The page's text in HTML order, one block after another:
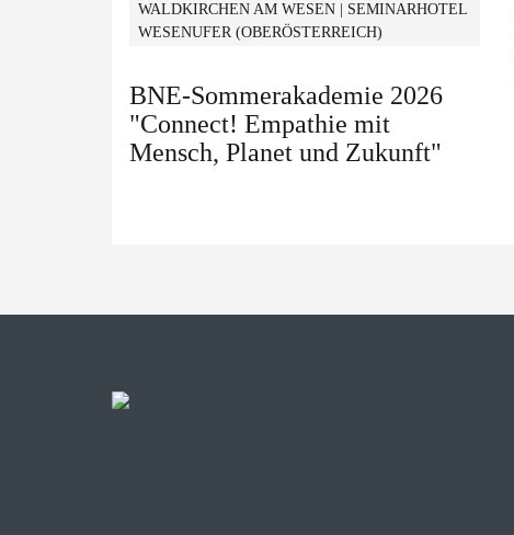
WALDKIRCHEN AM WESEN | SEMINARHOTEL
WESENUFER (OBERÖSTERREICH)
BNE-Sommerakademie 2026
"Connect! Empathie mit
Mensch, Planet und Zukunft"